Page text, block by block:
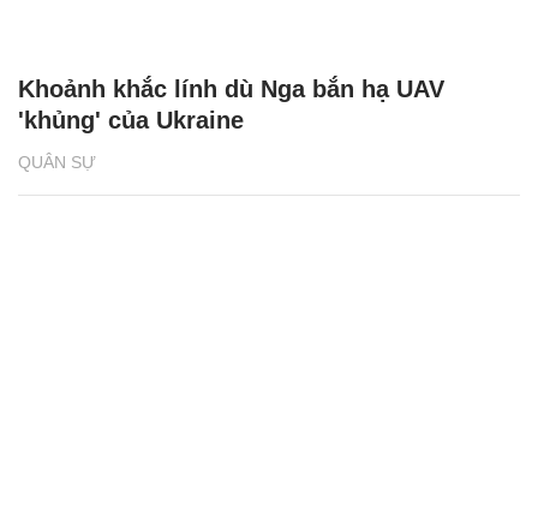
QUÂN SỰ
Khoảnh khắc lính dù Nga bắn hạ UAV
'khủng' của Ukraine